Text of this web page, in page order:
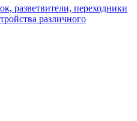
разветвители, переходники
различного